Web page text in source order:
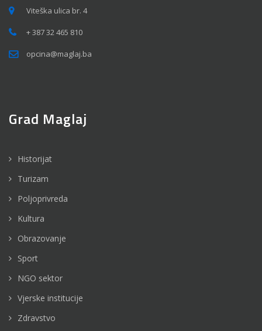
Viteška ulica br. 4
+ 387 32 465 810
opcina@maglaj.ba
Grad Maglaj
Historijat
Turizam
Poljoprivreda
Kultura
Obrazovanje
Sport
NGO sektor
Vjerske institucije
Zdravstvo